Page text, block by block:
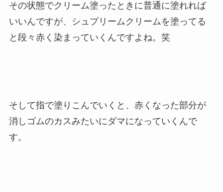
その状態でクリーム塗ったときに普通に塗れれば
いいんですが、シュプリームクリームを塗ってる
と段々赤く染まっていくんですよね。笑
そして指で塗りこんでいくと、赤くなった部分が
消しゴムのカスみたいにダマになっていくんで
す。